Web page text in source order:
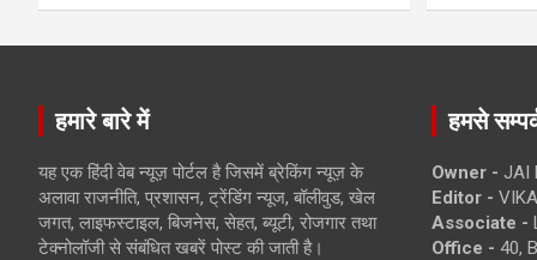
हमारे बारे में
यह एक हिंदी वेब न्यूज़ पोर्टल है जिसमें ब्रेकिंग न्यूज़ के
अलावा राजनीति, प्रशासन, ट्रेंडिंग न्यूज, बॉलीवुड, खेल
जगत, लाइफस्टाइल, बिजनेस, सेहत, ब्यूटी, रोजगार तथा
टेक्नोलॉजी से संबंधित खबरें पोस्ट की जाती है।
हमसे
Owner - JAI
Editor -
Associate -
Office - 40,